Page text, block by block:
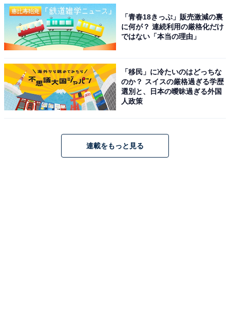
＞12位までの全ランキング結果を見る
美大卒業後、新聞社などに勤務。デザイナー兼ライ
ター。趣味は掃除と植木の世話。 暮らしかたも文章
もシンプルさを目指していきたいです。
「青春18きっぷ」販売激減の裏
に何が？ 連続利用の厳格化だけ
ではない「本当の理由」
「移民」に冷たいのはどっちな
のか？ スイスの厳格過ぎる学歴
選別と、日本の曖昧過ぎる外国
人政策
連載をもっと見る